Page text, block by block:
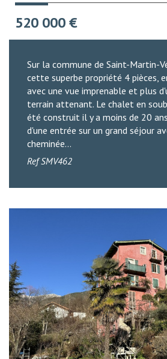
520 000€
Sur la commune de Saint-Martin-
cette superbe propriété 4 pièces,
avec une vue imprenable et plus
terrain attenant. Le chalet en
été construit il y a moins de 20
d'une entrée sur un grand séjour
cheminée...
RefSMV462